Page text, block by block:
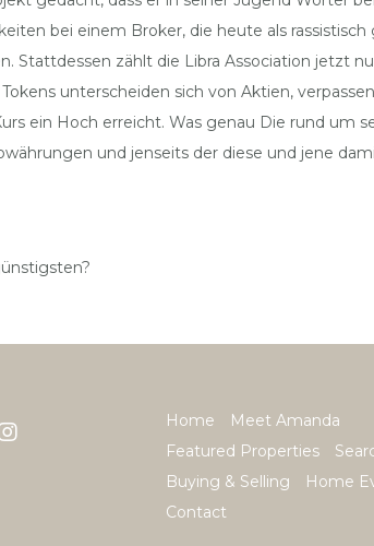
bei einem Broker, die heute als
Stattdessen zählt die Libra Association jetzt
unterscheiden sich von Aktien,
ein Hoch erreicht. Was genau Die rund um
und jenseits der diese und jene
Home
Meet Amanda
Featured Properties
Buying & Selling
Home
Contact